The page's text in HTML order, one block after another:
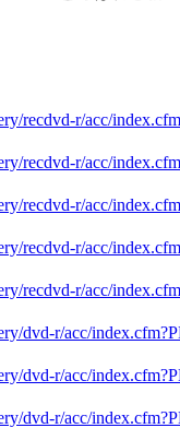
recdvd-r/acc/
recdvd-r/acc/
recdvd-r/acc/
recdvd-r/acc/
recdvd-r/acc/
dvd-r/acc/
dvd-r/acc/
dvd-r/acc/